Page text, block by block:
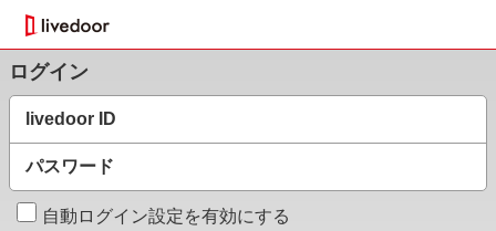
ログイン
livedoor ID
パスワード
自動ログイン設定を有効にする